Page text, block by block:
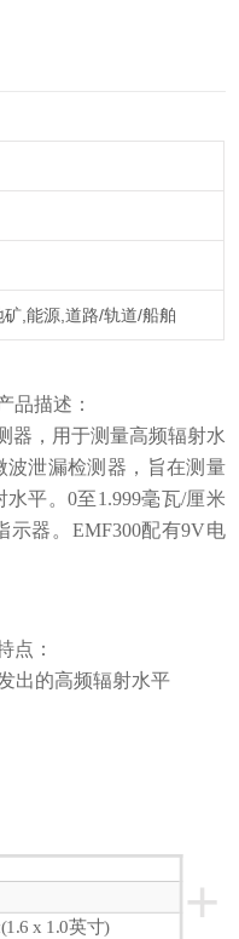
,能源,道路/轨道/船舶
品描述：
器，用于测量高频辐射水
泄漏检测器，旨在测量
平。0至1.999毫瓦/厘米
示器。EMF300配有9V电
点：
出的高频辐射水平
+
x 1.0英寸)